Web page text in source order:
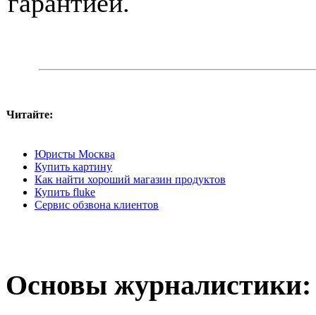
Читайте:
Юристы Москва
Купить картину
Как найти хороший магазин продуктов
Купить fluke
Сервис обзвона клиентов
Основы журналистики: